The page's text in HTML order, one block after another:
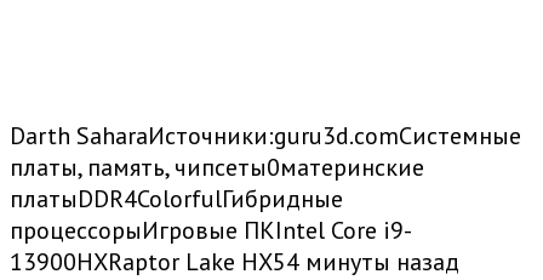
Darth SaharaИсточники:guru3d.comСистемные
платы, память, чипсеты0материнские
платыDDR4ColorfulГибридные
процессорыИгровые ПКIntel Core i9-
13900HXRaptor Lake HX54 минуты назад